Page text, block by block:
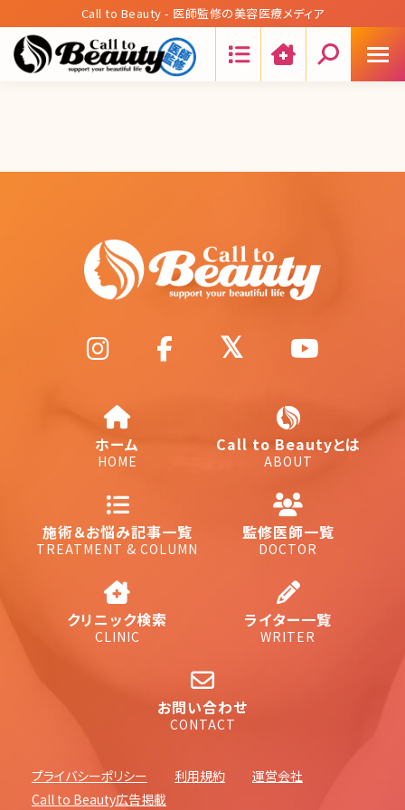
Call to Beauty - 医師監修の美容医療メディア
ホーム
HOME
Call to Beautyとは
ABOUT
施術＆お悩み記事一覧
TREATMENT & COLUMN
監修医師一覧
DOCTOR
クリニック検索
CLINIC
ライター一覧
WRITER
お問い合わせ
CONTACT
プライバシーポリシー 利用規約
運営会社
Call to Beauty広告掲載